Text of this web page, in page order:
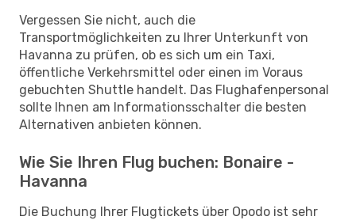
Vergessen Sie nicht, auch die
Transportmöglichkeiten zu Ihrer Unterkunft von
Havanna zu prüfen, ob es sich um ein Taxi,
öffentliche Verkehrsmittel oder einen im Voraus
gebuchten Shuttle handelt. Das Flughafenpersonal
sollte Ihnen am Informationsschalter die besten
Alternativen anbieten können.
Wie Sie Ihren Flug buchen: Bonaire -
Havanna
Die Buchung Ihrer Flugtickets über Opodo ist sehr